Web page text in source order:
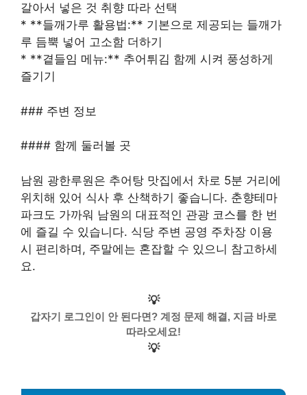
갈아서 넣은 것 취향 따라 선택
* **들깨가루 활용법:** 기본으로 제공되는 들깨가
루 듬뿍 넣어 고소함 더하기
* **곁들임 메뉴:** 추어튀김 함께 시켜 풍성하게
즐기기
### 주변 정보
#### 함께 둘러볼 곳
남원 광한루원은 추어탕 맛집에서 차로 5분 거리에
위치해 있어 식사 후 산책하기 좋습니다. 춘향테마
파크도 가까워 남원의 대표적인 관광 코스를 한 번
에 즐길 수 있습니다. 식당 주변 공영 주차장 이용
시 편리하며, 주말에는 혼잡할 수 있으니 참고하세
요.
💡
갑자기 로그인이 안 된다면? 계정 문제 해결, 지금 바로
따라오세요!
💡